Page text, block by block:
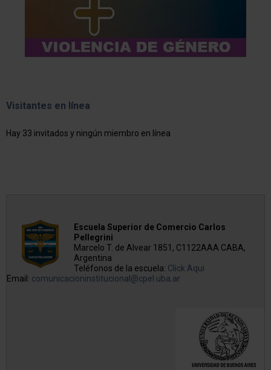
Visitantes en línea
Hay 33 invitados y ningún miembro en línea
Escuela Superior de Comercio Carlos
Pellegrini
Marcelo T. de Alvear 1851, C1122AAA CABA,
Argentina
Teléfonos de la escuela: Click Aqui
Email: comunicacioninstitucional@cpel.uba.ar